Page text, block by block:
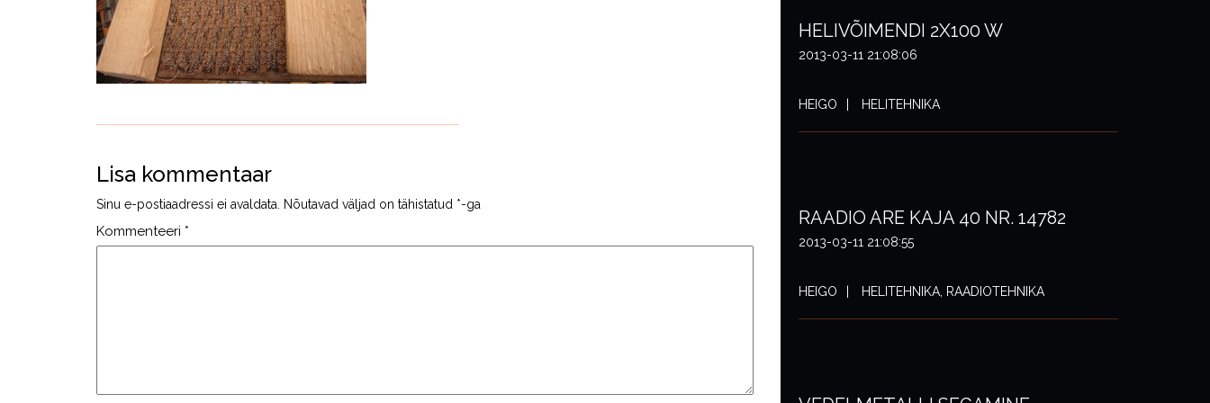
Lisa kommentaar
Sinu e-postiaadressi ei avaldata. Nõutavad väljad on tähistatud *-ga
Kommenteeri *
HELIVÕIMENDI 2X100 W
2013-03-11 21:08:06
HEIGO HELITEHNIKA
RAADIO ARE KAJA 40 NR. 14782
2013-03-11 21:08:55
HEIGO HELITEHNIKA, RAADIOTEHNIKA